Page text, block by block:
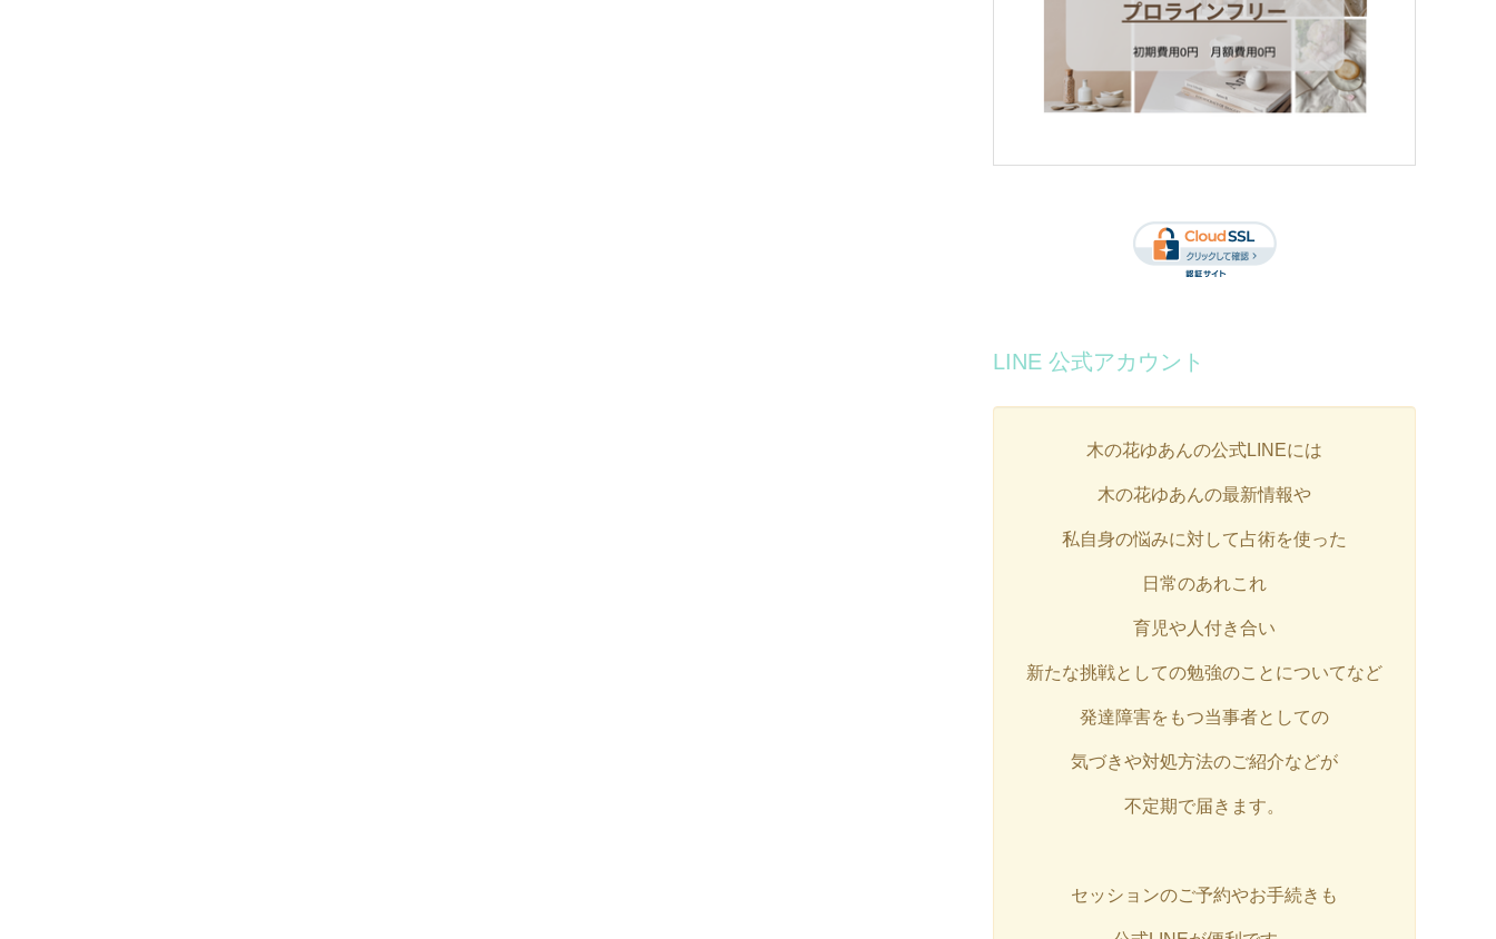
LINE 公式アカウント
木の花ゆあんの公式LINEには
木の花ゆあんの最新情報や
私自身の悩みに対して占術を使った
日常のあれこれ
育児や人付き合い
新たな挑戦としての勉強のことについてなど
発達障害をもつ当事者としての
気づきや対処方法のご紹介などが
不定期で届きます。
セッションのご予約やお手続きも